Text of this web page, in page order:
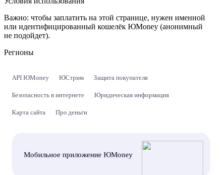
Важно: чтобы заплатить на этой странице, нужен именной
или идентифицированный кошелёк ЮMoney (анонимный
не подойдет).
Регионы
API ЮMoney ЮСтрим Защита покупателя
Безопасность в интернете Юридическая информация
Карта сайта Про деньги
Мобильное приложение ЮMoney